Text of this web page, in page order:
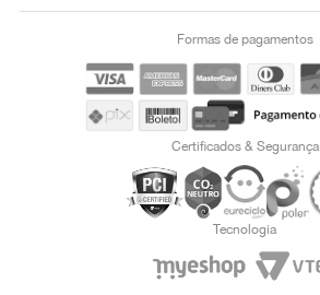
Formas de pagamentos
Certificados & Segurança
Tecnologia